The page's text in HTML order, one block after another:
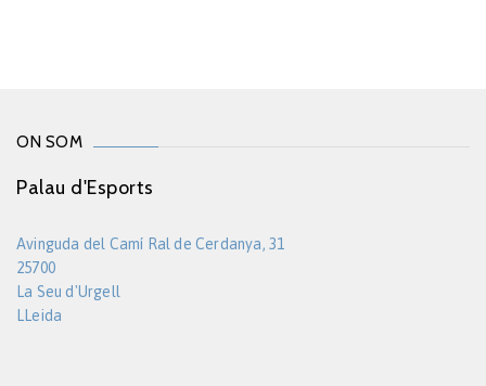
ON SOM
Palau d'Esports
Avinguda del Camí Ral de Cerdanya, 31
25700
La Seu d'Urgell
LLeida